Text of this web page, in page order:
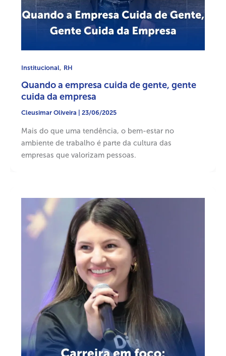
Institucional, RH
Quando a empresa cuida de gente, gente
cuida da empresa
Cleusimar Oliveira 23/06/2025
Mais do que uma tendência, o bem-estar no
ambiente de trabalho é parte da cultura das
empresas que valorizam pessoas.